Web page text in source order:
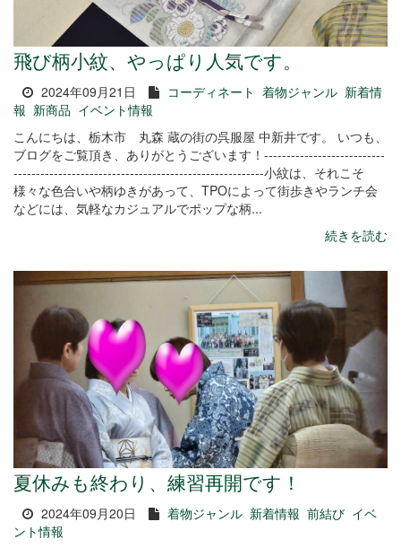
飛び柄小紋、やっぱり人気です。
2024年09月21日 コーディネート 着物ジャンル 新着情
報 新商品 イベント情報
こんにちは、栃木市 丸森 蔵の街の呉服屋 中新井です。 いつも、
ブログをご覧頂き、ありがとうございます！---------------------------
--------------------------------------------------------小紋は、それこそ
様々な色合いや柄ゆきがあって、TPOによって街歩きやランチ会
などには、気軽なカジュアルでポップな柄...
続きを読む
夏休みも終わり、練習再開です！
2024年09月20日 着物ジャンル 新着情報 前結び イベ
ント情報